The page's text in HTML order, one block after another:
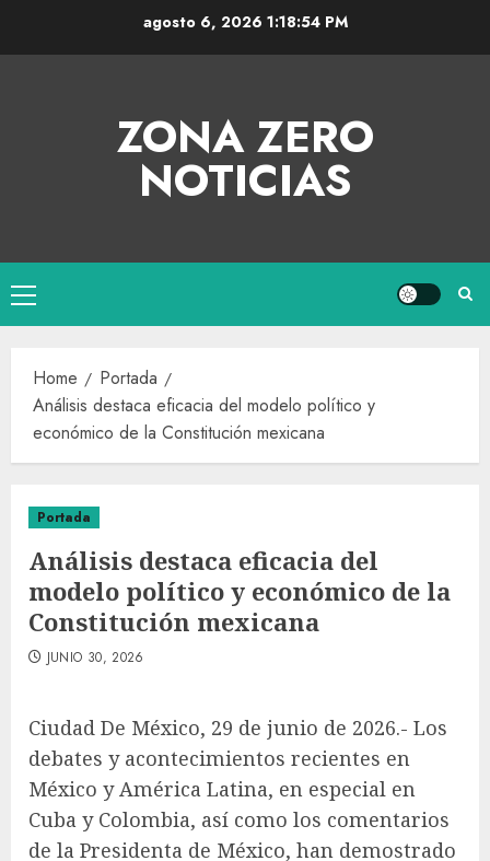
agosto 6, 2026 1:18:54 PM
ZONA ZERO
NOTICIAS
Home
Portada
Análisis destaca eficacia del modelo político y
económico de la Constitución mexicana
Portada
Análisis destaca eficacia del
modelo político y económico de la
Constitución mexicana
JUNIO 30, 2026
Ciudad De México, 29 de junio de 2026.- Los
debates y acontecimientos recientes en
México y América Latina, en especial en
Cuba y Colombia, así como los comentarios
de la Presidenta de México, han demostrado